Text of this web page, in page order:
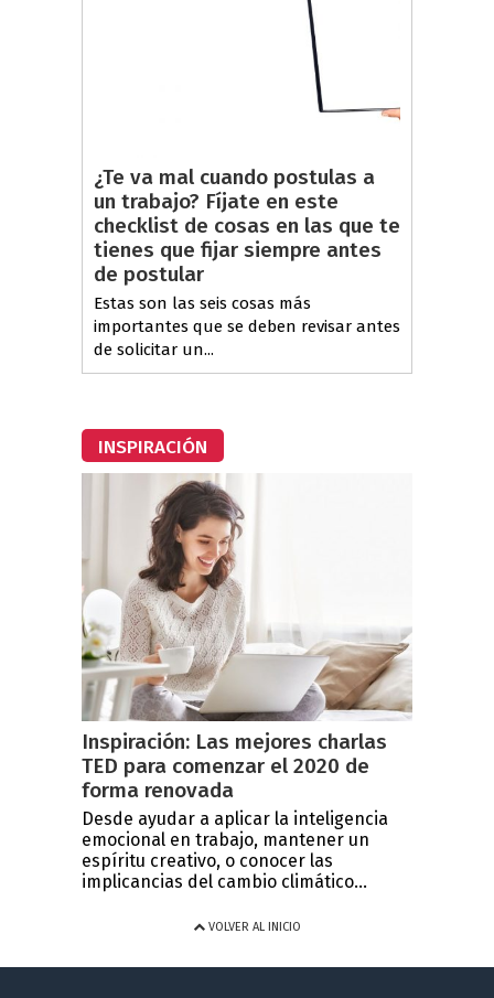
¿Te va mal cuando postulas a
un trabajo? Fíjate en este
checklist de cosas en las que te
tienes que fijar siempre antes
de postular
Estas son las seis cosas más
importantes que se deben revisar antes
de solicitar un...
INSPIRACIÓN
Inspiración: Las mejores charlas
TED para comenzar el 2020 de
forma renovada
Desde ayudar a aplicar la inteligencia
emocional en trabajo, mantener un
espíritu creativo, o conocer las
implicancias del cambio climático...
VOLVER AL INICIO